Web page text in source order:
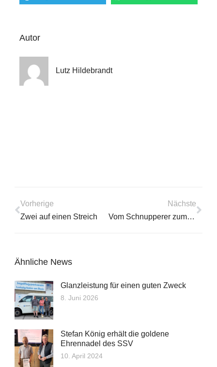
Autor
Lutz Hildebrandt
Vorherige
Zwei auf einen Streich
Nächste
Vom Schnupperer zum 1. Alleinflug
Ähnliche News
Glanzleistung für einen guten Zweck
8. Juni 2026
Stefan König erhält die goldene
Ehrennadel des SSV
10. April 2024